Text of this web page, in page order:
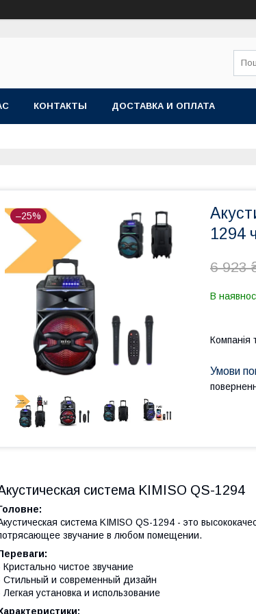
КОНТАКТЫ ДОСТАВКА И ОПЛАТА
–25%
1294
6 923
В
Компанія
система KIMISO QS-1294
система KIMISO QS-1294 - это
звучание в любом помещении.
Кристально чистое звучание
Стильный и современный дизайн
Легкая установка и использование